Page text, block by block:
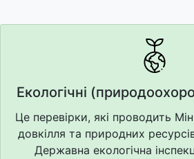
Екологічні
Це перевірки, які проводить
довкілля та природних
Державна екологічна